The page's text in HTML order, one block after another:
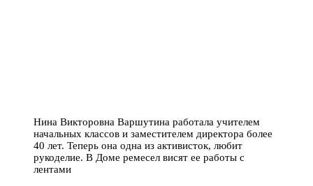
Нина Викторовна Варшутина работала учителем
начальных классов и заместителем директора более
40 лет. Теперь она одна из активисток, любит
рукоделие. В Доме ремесел висят ее работы с
лентами